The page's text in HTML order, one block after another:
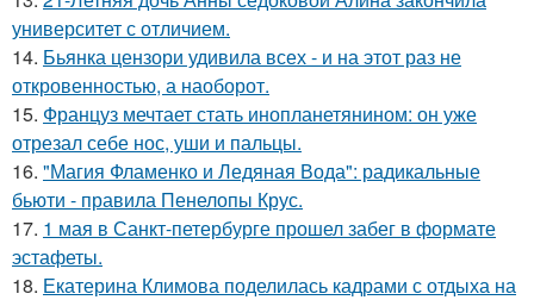
университет с отличием.
14. Бьянка цензори удивила всех - и на этот раз не
откровенностью, а наоборот.
15. Француз мечтает стать инопланетянином: он уже
отрезал себе нос, уши и пальцы.
16. "Магия Фламенко и Ледяная Вода": радикальные
бьюти - правила Пенелопы Крус.
17. 1 мая в Санкт-петербурге прошел забег в формате
эстафеты.
18. Екатерина Климова поделилась кадрами с отдыха на